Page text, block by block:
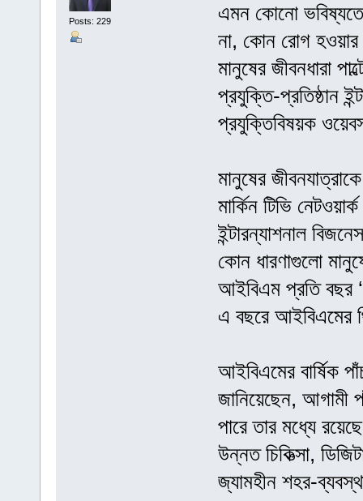
Posts: 229
এমন কোনো
না, কোন রোগ হওয়ার
মানুষের জীবনধারা
প্রযুক্তি-প্রতিষ্ঠান
প্রযুক্তিবিষয়ক
মানুষের
মার্কিন টিভি
ইন্টারন্যাশনাল
কোন ধারণাগুলো
আইবিএম প্রতি বছর
এ বছরে আইবিএমের
আইবিএমের বার্ষিক
জানিয়েছেন, আগামী
পারে তার মধ্যে
উন্নত চিকিত্সা,
জ্যামহীন শহর-